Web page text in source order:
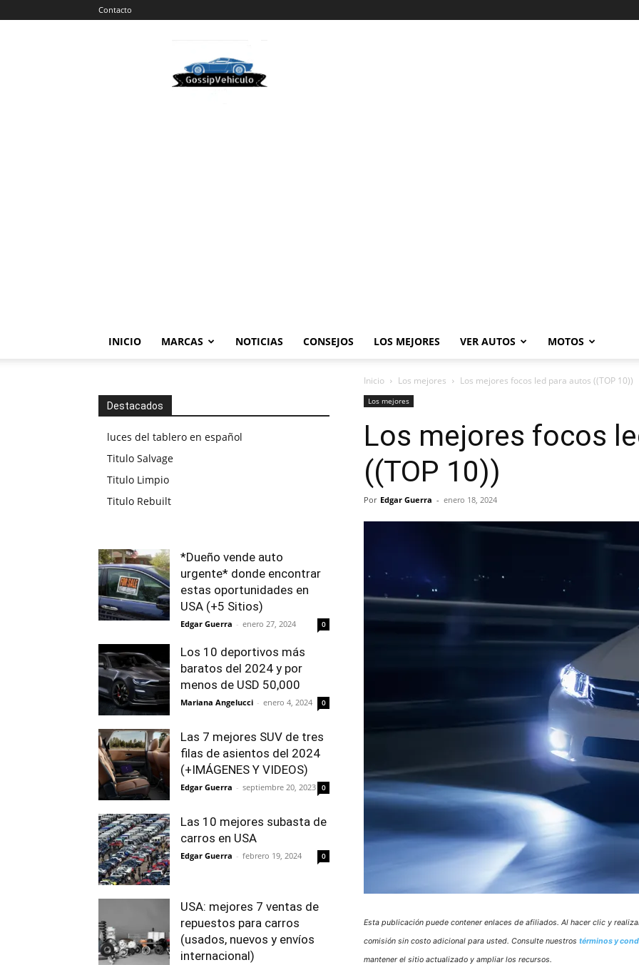
Contacto
Vehiculos
INICIO MARCAS NOTICIAS CONSEJOS LOS MEJORES VER AUTOS MOTOS
Inicio Los mejores Los mejores focos led para autos ((TOP 10))
Los mejores
Los mejores focos
((TOP 10))
Por Edgar Guerra - enero 18, 2024
Esta publicación puede contener enlaces de afiliados. Al hacer clic y
comisión sin costo adicional para usted. Consulte nuestros términos y
mantener el sitio actualizado y ampliar los recursos.
Destacados
luces del tablero en español
Titulo Salvage
Titulo Limpio
Titulo Rebuilt
*Dueño vende auto
urgente* donde encontrar
estas oportunidades en
USA (+5 Sitios)
Edgar Guerra - enero 27, 2024 0
Los 10 deportivos más
baratos del 2024 y por
menos de USD 50,000
Mariana Angelucci - enero 4, 2024 0
Las 7 mejores SUV de tres
filas de asientos del 2024
(+IMÁGENES Y VIDEOS)
Edgar Guerra - septiembre 20, 2023 0
Las 10 mejores subasta de
carros en USA
Edgar Guerra - febrero 19, 2024 0
USA: mejores 7 ventas de
repuestos para carros
(usados, nuevos y envíos
internacional)